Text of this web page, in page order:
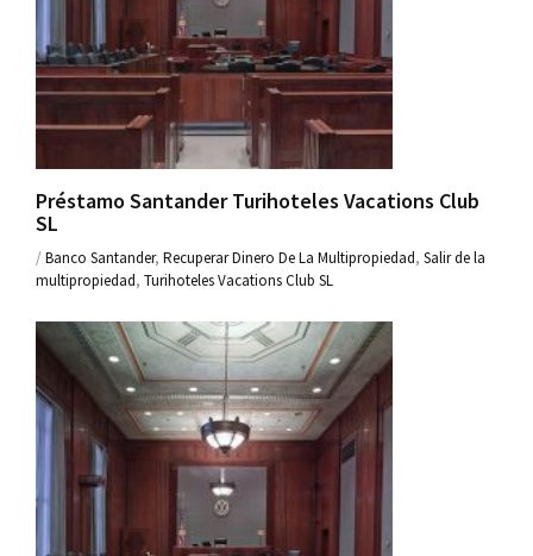
Préstamo Santander Turihoteles Vacations Club
SL
/Banco Santander, Recuperar Dinero De La Multipropiedad, Salir de la
multipropiedad, Turihoteles Vacations Club SL